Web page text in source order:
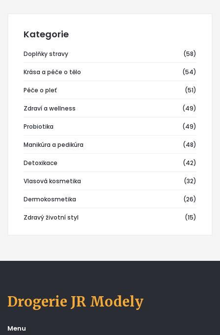
Kategorie
Doplňky stravy (58)
Krása a péče o tělo (54)
Péče o pleť (51)
Zdraví a wellness (49)
Probiotika (49)
Manikúra a pedikúra (48)
Detoxikace (42)
Vlasová kosmetika (32)
Dermokosmetika (26)
Zdravý životní styl (15)
Drogerie JR Modely
Menu